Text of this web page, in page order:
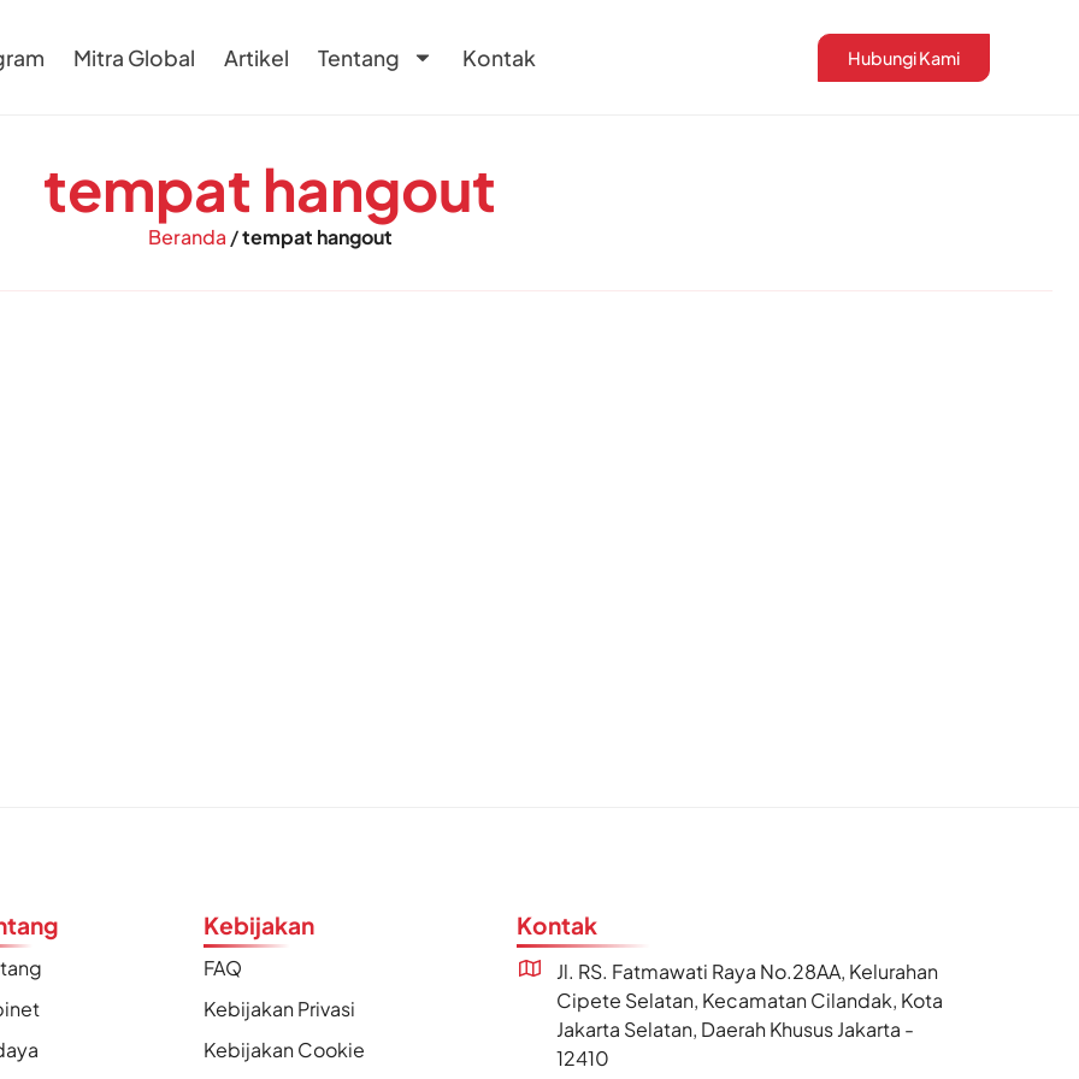
Mitra Global Artikel Tentang Kontak Hubungi Kami
tempat hangout
Beranda /tempat hangout
Kebijakan
FAQ
Kebijakan Privasi
Kebijakan Cookie
Kontak
Jl. RS. Fatmawati Raya No.28AA, Kelurahan
Cipete Selatan, Kecamatan Cilandak, Kota
Jakarta Selatan, Daerah Khusus Jakarta -
12410